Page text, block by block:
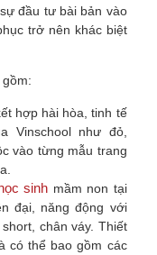
đầu tư bài bản vào
trở nên khác biệt
hợp hài hòa, tinh tế
Vinschool như đỏ,
vào từng mẫu trang
sinh mầm non tại
đại, năng động với
chân váy. Thiết
có thể bao gồm các